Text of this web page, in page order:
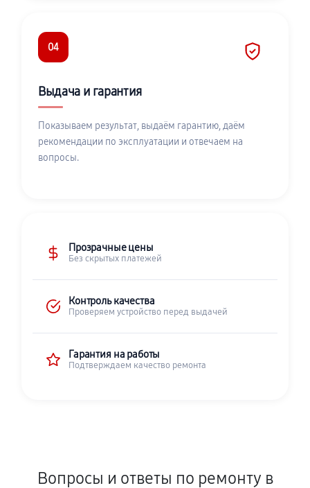
04
Выдача и гарантия
Показываем результат, выдаём гарантию, даём
рекомендации по эксплуатации и отвечаем на
вопросы.
Прозрачные цены
Без скрытых платежей
Контроль качества
Проверяем устройство перед выдачей
Гарантия на работы
Подтверждаем качество ремонта
Вопросы и ответы по ремонту в